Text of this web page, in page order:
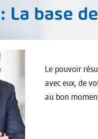
: La base
Le pouvoir
avec eux, de
au bon